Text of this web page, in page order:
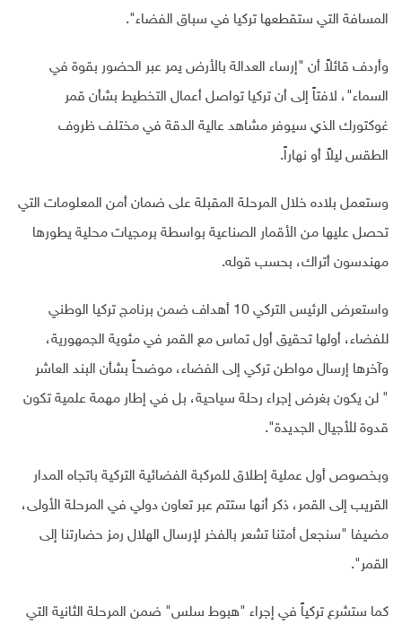
المسافة التي ستقطعها تركيا في سباق الفضاء".
وأردف قائلاً أن "إرساء العدالة بالأرض يمر عبر الحضور بقوة في
السماء"، لافتاً إلى أن تركيا تواصل أعمال التخطيط بشأن قمر
غوكتورك الذي سيوفر مشاهد عالية الدقة في مختلف ظروف
الطقس ليلاً أو نهاراً.
وستعمل بلاده خلال المرحلة المقبلة على ضمان أمن المعلومات التي
تحصل عليها من الأقمار الصناعية بواسطة برمجيات محلية يطورها
مهندسون أتراك، بحسب قوله.
واستعرض الرئيس التركي 10 أهداف ضمن برنامج تركيا الوطني
للفضاء، أولها تحقيق أول تماس مع القمر في مئوية الجمهورية،
وآخرها إرسال مواطن تركي إلى الفضاء، موضحاً بشأن البند العاشر
" لن يكون بغرض إجراء رحلة سياحية، بل في إطار مهمة علمية تكون
قدوة للأجيال الجديدة".
وبخصوص أول عملية إطلاق للمركبة الفضائية التركية باتجاه المدار
القريب إلى القمر، ذكر أنها ستتم عبر تعاون دولي في المرحلة الأولى،
مضيفا "سنجعل أمتنا تشعر بالفخر لإرسال الهلال رمز حضارتنا إلى
القمر".
كما ستشرع تركياً في إجراء "هبوط سلس" ضمن المرحلة الثانية التي